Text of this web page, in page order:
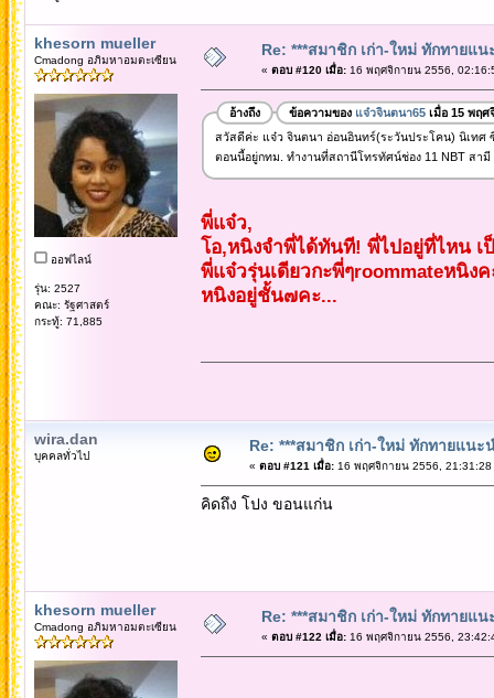
khesorn mueller
Cmadong อภิมหาอมตะเซียน
ออฟไลน์
รุ่น: 2527
คณะ: รัฐศาสตร์
กระทู้: 71,885
Re: ***สมาชิก เก่า-ใหม่ ทักทายแ
« ตอบ #120 เมื่อ:16 พฤศจิกายน 2556,
อ้างถึง ข้อความของ แจ๋วจินตนา65เมื่อ 15 พฤศ
สวัสดีค่ะ แจ๋ว จินตนา อ่อนอินทร์(ระวันประโคน) นิเทศ
ตอนนี้อยู่กทม. ทำงานที่สถานีโทรทัศน์ช่อง 11 NBT สามี
พี่แจ๋ว,
โอ,หนิงจำพี่ได้ทันที! พี่ไปอยู่ที่ไหน เ
พี่แจ๋วรุ่นเดียวกะพี่ๆroommateหนิง
หนิงอยู่ชั้น๗คะ...
wira.dan
บุคคลทั่วไป
Re: ***สมาชิก เก่า-ใหม่ ทักทายแนะ
« ตอบ #121 เมื่อ:16 พฤศจิกายน 2556, 21:31:28
คิดถึง โปง ขอนแก่น
khesorn mueller
Cmadong อภิมหาอมตะเซียน
Re: ***สมาชิก เก่า-ใหม่ ทักทายแ
« ตอบ #122 เมื่อ:16 พฤศจิกายน 2556,